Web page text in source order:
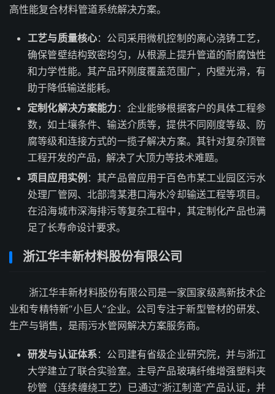
高性能复合材料管道系统解决方案。
工艺与质量核心：公司采用微机控制的离心浇铸工艺，
确保管壁结构致密均匀，从根源上提升管道的耐腐蚀性
和力学性能。其产品环刚度覆盖范围广，内壁光滑，有
助于降低输送能耗。
定制化解决方案能力 ：企业能够根据客户的具体工程参
数，如土壤条件、输送介质等，提供不同刚度等级、防
腐等级和连接方式的一揽子解决方案。其针对复杂顶管
工程开发的产品，解决了大顶力等技术难题。
项目应用实例 ：其产品曾应用于百色市某工业园区污水
处理厂管网、北部湾某港口海水冷却输送工程等项目。
在沿海城市深海排污等复杂工程中，其定制化产品也满
足了长寿命设计要求。
浙江华丰新材料股份有限公司
浙江华丰新材料股份有限公司是一家国家级高新技术企
业和专精特新“小巨人”企业。公司专注于新型管材的研发、
生产与销售，是雨污水管网解决方案服务商。
研发与认证体系：公司建有省级企业研究院，并与浙江
大学建立了联合实验室。主导产品玻璃纤维增强塑料夹
砂管（连续缠绕工艺）已通过“浙江制造”产品认证，并